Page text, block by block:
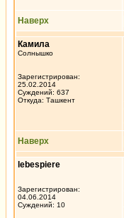
Наверх
Камила
Солнышко
Зарегистрирован:
25.02.2014
Суждений: 637
Откуда: Ташкент
Наверх
lebespiere
Зарегистрирован:
04.06.2014
Суждений: 10